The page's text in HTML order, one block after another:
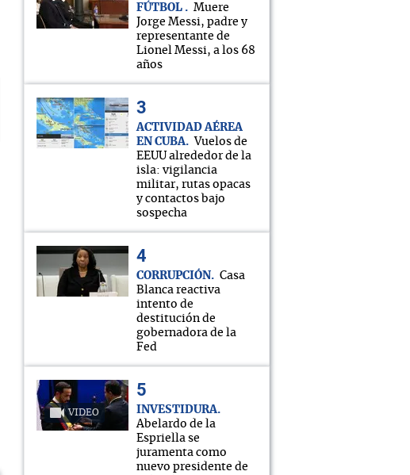
FÚTBOL
Muere
Jorge Messi, padre y
representante de
Lionel Messi, a los 68
años
ACTIVIDAD AÉREA
EN CUBA
Vuelos de
EEUU alrededor de la
isla: vigilancia
militar, rutas opacas
y contactos bajo
sospecha
CORRUPCIÓN
Casa
Blanca reactiva
intento de
destitución de
gobernadora de la
Fed
VIDEO
INVESTIDURA
Abelardo de la
Espriella se
juramenta como
nuevo presidente de